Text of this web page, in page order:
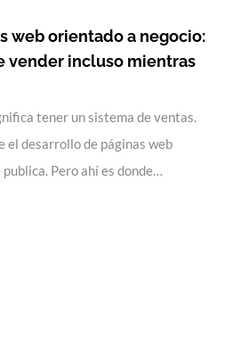
web orientado a negocio:
vender incluso mientras
tener un sistema de ventas.
el desarrollo de páginas web
Pero ahí es donde…